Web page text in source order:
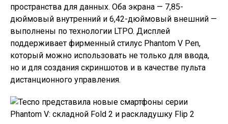
пространства для данных. Оба экрана — 7,85-
дюймовый внутренний и 6,42-дюймовый внешний —
выполнены по технологии LTPO. Дисплей
поддерживает фирменный стилус Phantom V Pen,
который можно использовать не только для ввода,
но и для создания скриншотов и в качестве пульта
дистанционного управления.